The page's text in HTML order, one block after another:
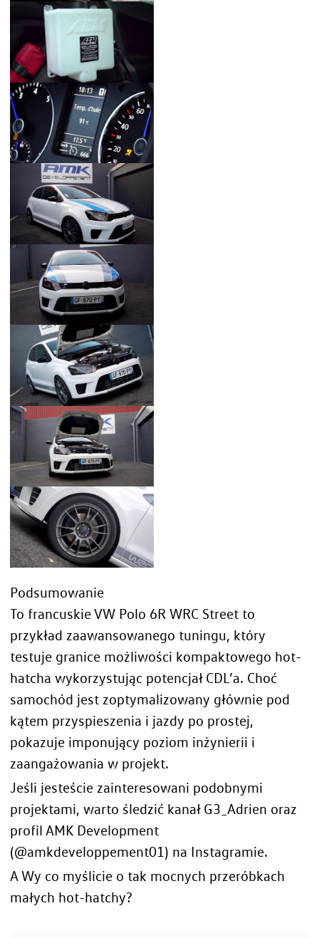
Podsumowanie
To francuskie VW Polo 6R WRC Street to
przykład zaawansowanego tuningu, który
testuje granice możliwości kompaktowego hot-
hatcha wykorzystując potencjał CDL’a. Choć
samochód jest zoptymalizowany głównie pod
kątem przyspieszenia i jazdy po prostej,
pokazuje imponujący poziom inżynierii i
zaangażowania w projekt.
Jeśli jesteście zainteresowani podobnymi
projektami, warto śledzić kanał G3_Adrien oraz
profil AMK Development
(@amkdeveloppement01) na Instagramie.
A Wy co myślicie o tak mocnych przeróbkach
małych hot-hatchy?